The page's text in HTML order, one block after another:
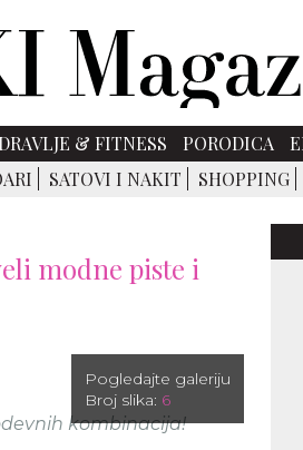
& FITNESS PORODICA
SATOVI I NAKIT SHOPPING
modne piste i
Pogledajte galeriju
Broj slika: 6
kombinacija!